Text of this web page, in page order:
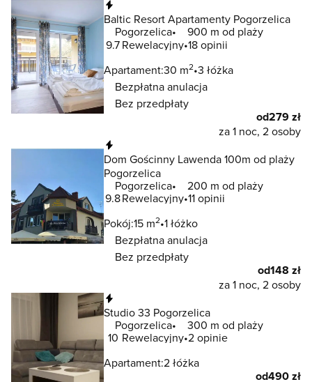
Baltic Resort Apartamenty Pogorzelica
Pogorzelica
900 m od plaży
9.7Rewelacyjny 18 opinii
Apartament:30 m2 3 łóżka
Bezpłatna anulacja
Bez przedpłaty
od279 zł
za 1 noc, 2 osoby
Dom Gościnny Lawenda 100m od plaży
Pogorzelica
Pogorzelica
200 m od plaży
9.8Rewelacyjny 11 opinii
Pokój:15 m2 1 łóżko
Bezpłatna anulacja
Bez przedpłaty
od148 zł
za 1 noc, 2 osoby
Studio 33 Pogorzelica
Pogorzelica
300 m od plaży
10 Rewelacyjny 2 opinie
Apartament:2 łóżka
od490 zł